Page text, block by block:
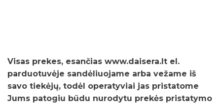
Visas prekes, esančias www.daisera.lt el.
parduotuvėje sandėliuojame arba vežame iš
savo tiekėjų, todėl operatyviai jas pristatome
Jums patogiu būdu nurodytu prekės pristatymo